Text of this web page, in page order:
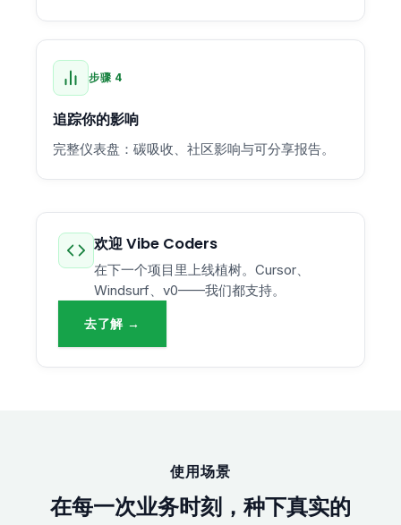
步骤 4
追踪你的影响
完整仪表盘：碳吸收、社区影响与可分享报告。
欢迎 Vibe Coders
在下一个项目里上线植树。Cursor、
Windsurf、v0——我们都支持。
去了解 →
使用场景
在每一次业务时刻，种下真实的